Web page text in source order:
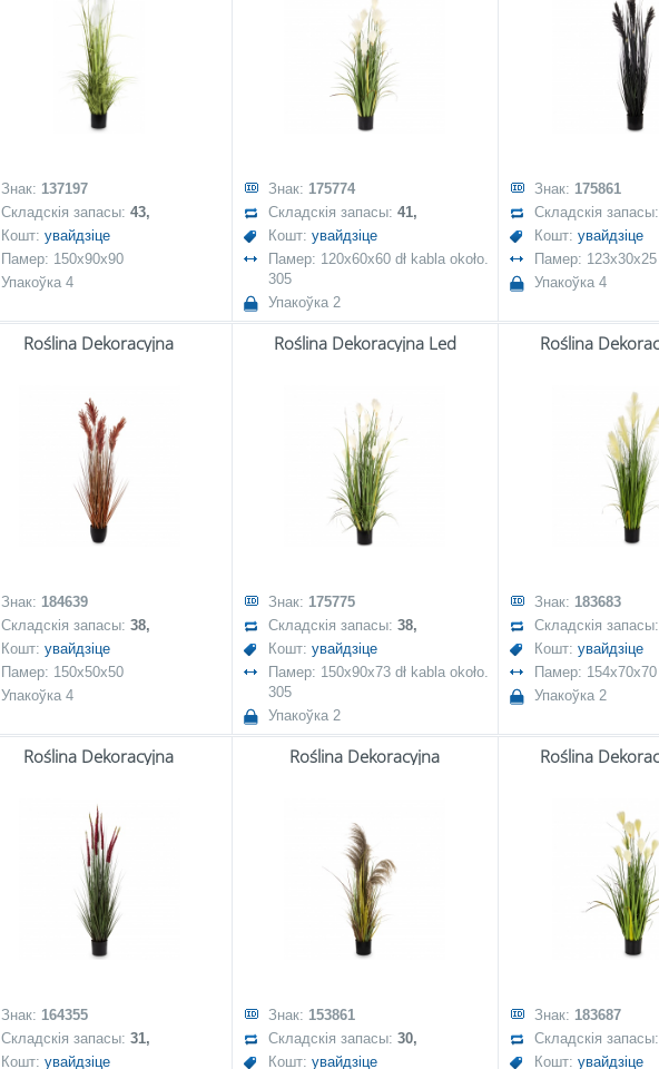
Знак: 137197
Складскія запасы: 43,
Кошт: увайдзіце
Памер: 150x90x90
Упакоўка 4
Знак: 175774
Складскія запасы: 41,
Кошт: увайдзіце
Памер: 120x60x60 dł kabla około.
305
Упакоўка 2
Знак: 175861
Складскія запасы:
Кошт: увайдзіце
Памер: 123x30x25
Упакоўка 4
Roślina Dekoracyjna
Знак: 184639
Складскія запасы: 38,
Кошт: увайдзіце
Памер: 150x50x50
Упакоўка 4
Roślina Dekoracyjna Led
Знак: 175775
Складскія запасы: 38,
Кошт: увайдзіце
Памер: 150x90x73 dł kabla około.
305
Упакоўка 2
Roślina
Знак: 183683
Складскія запасы:
Кошт: увайдзіце
Памер: 154x70x70
Упакоўка 2
Roślina Dekoracyjna
Знак: 164355
Складскія запасы: 31,
Кошт: увайдзіце
Roślina Dekoracyjna
Знак: 153861
Складскія запасы: 30,
Кошт: увайдзіце
Roślina
Знак: 183687
Складскія запасы:
Кошт: увайдзіце